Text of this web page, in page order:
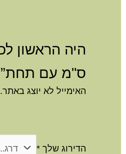
ס"מ עם תחת”
האימייל לא יוצג באתר.
הדירוג שלך *